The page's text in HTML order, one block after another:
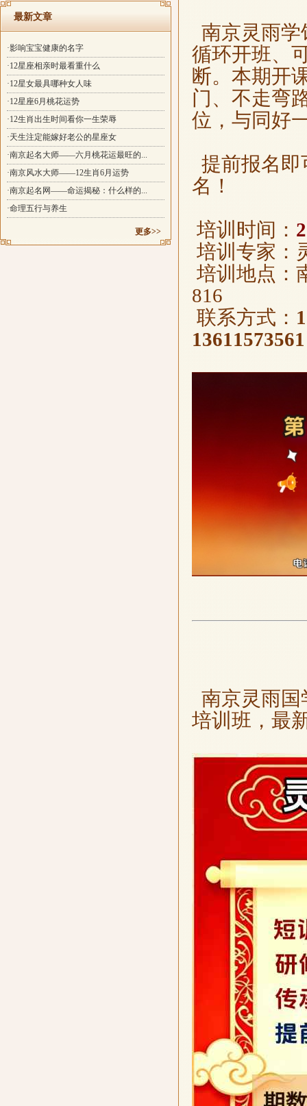
最新文章
·影响宝宝健康的名字
·12星座相亲时最看重什么
·12星女最具哪种女人味
·12星座6月桃花运势
·12生肖出生时间看你一生荣辱
·天生注定能嫁好老公的星座女
·南京起名大师——六月桃花运最旺的...
·南京风水大师——12生肖6月运势
·南京起名网——命运揭秘：什么样的...
·命理五行与养生
更多>>
南京灵雨
循环开班、
断。 本期开
门、不走弯
位，与同好
提前报名即
名！
培训时间：
培训专家：
培训地点：
816
联系方式：
南京灵雨国
培训班，最